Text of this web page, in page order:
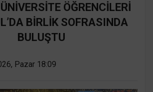
ÖĞRENCİLERİ
BİRLİK SOFRASINDA
BULUŞTU
Pazar 18:09